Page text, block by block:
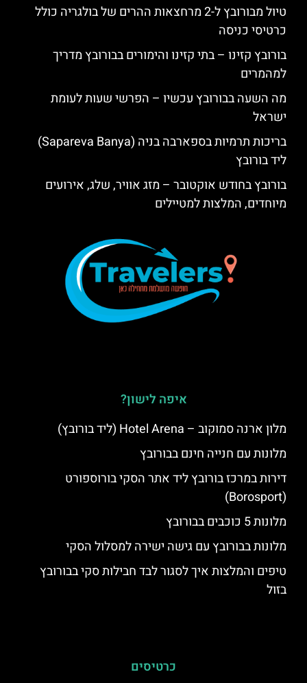
טיול מבורובץ ל-2 מרחצאות ההרים של בולגריה כולל
כרטיסי כניסה
בורובץ קזינו – בתי קזינו והימורים בבורובץ מדריך
למהמרים
מה השעה בבורובץ עכשיו – הפרשי שעות לעומת
ישראל
בריכות תרמיות בספארבה בניה (Sapareva Banya)
ליד בורובץ
בורובץ בחודש אוקטובר – מזג אוויר, שלג, אירועים
מיוחדים, המלצות למטיילים
איפה לישון?
מלון ארנה סמוקוב – Hotel Arena (ליד בורובץ)
מלונות עם חנייה חינם בבורובץ
דירות במרכז בורובץ ליד אתר הסקי בורוספורט
(Borosport)
מלונות 5 כוכבים בבורובץ
מלונות בבורובץ עם גישה ישירה למסלול הסקי
טיפים והמלצות איך לסגור לבד חבילות סקי בבורובץ
בזול
כרטיסים